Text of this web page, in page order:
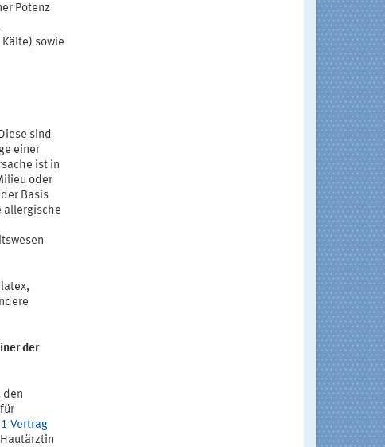
Potenz
sowie
sind
einer
ist in
oder
Basis
allergische
der
den
Vertrag